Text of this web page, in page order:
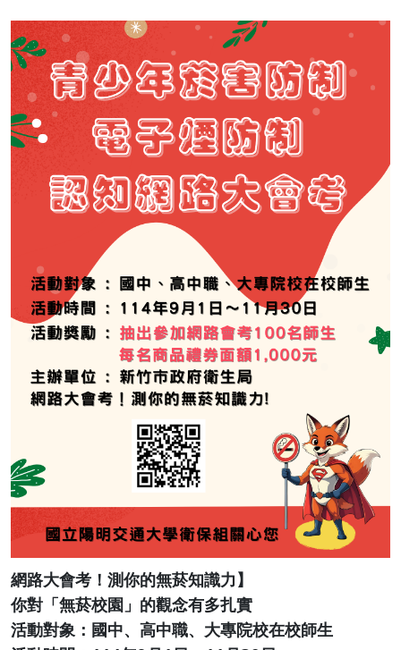
網路大會考！測你的無菸知識力】
你對「無菸校園」的觀念有多扎實
活動對象：國中、高中職、大專院校在校師生